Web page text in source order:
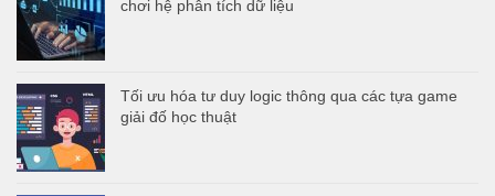
chơi hệ phân tích dữ liệu
Tối ưu hóa tư duy logic thông qua các tựa game
giải đố học thuật